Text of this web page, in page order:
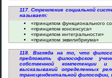
117. Стремление социальной
называет:
«принципом функционального
«принципом консенсуса»
«принципом интегральности»
«принципом эквилибриума»
118. Взгляда на то, что
предложить философское
собственной компетенции
высказываний определенных
трансцендентальной философии,